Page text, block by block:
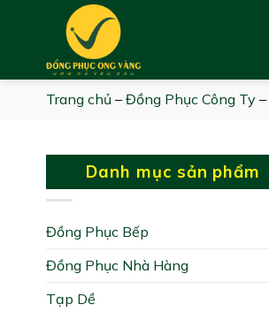
Trang chủ – Đồng Phục Công Ty –
Danh mục sản phẩm
Đồng Phục Bếp
Đồng Phục Nhà Hàng
Tạp Dề